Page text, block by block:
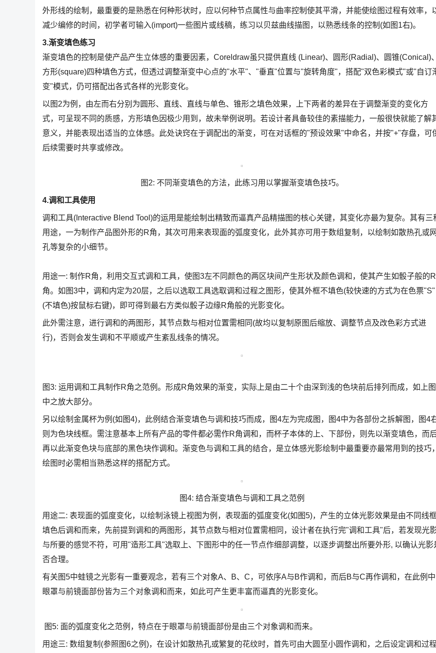
外形线的绘制，最重要的是熟悉在何种形状时，应以何种节点属性与曲率控制使其平滑，并能使绘图过程有效率，
减少编修的时间，初学者可输入(import)一些图片或线稿，练习以贝兹曲线描图，以熟悉线条的控制(如图1右)。
3.渐变填色练习
渐变填色的控制是使产品产生立体感的重要因素，Coreldraw虽只提供直线 (Linear)、圆形(Radial)、圆锥(Conical)、
方形(square)四种填色方式，但透过调整渐变中心点的"水平"、"垂直"位置与"旋转角度"，搭配"双色彩模式"或"自订
变"模式，仍可搭配出各式各样的光影变化。
以图2为例，由左而右分别为圆形、直线、直线与单色、锥形之填色效果，上下两者的差异在于调整渐变的变化方
式，可呈现不同的质感，方形填色因极少用到，故未举例说明。若设计者具备较佳的素描能力，一般很快就能了解
意义，并能表现出适当的立体感。此处诀窍在于调配出的渐变，可在对话框的"预设效果"中命名，并按"+"存盘，可
后续需要时共享或修改。
图2: 不同渐变填色的方法，此练习用以掌握渐变填色技巧。
4.调和工具使用
调和工具(Interactive Blend Tool)的运用是能绘制出精致而逼真产品精描图的核心关键，其变化亦最为复杂。其有三
用途，一为制作产品图外形的R角，其次可用来表现面的弧度变化，此外其亦可用于数组复制，以绘制如散热孔或网
孔等复杂的小细节。
用途一: 制作R角，利用交互式调和工具，使图3左不同颜色的两区块间产生形状及颜色调和，使其产生如骰子般的R
角。如图3中，调和内定为20层，之后以选取工具选取调和过程之图形，使其外框不填色(较快速的方式为在色票"S"
(不填色)按鼠标右键)，即可得到最右方类似骰子边缘R角般的光影变化。
此外需注意，进行调和的两图形，其节点数与相对位置需相同(故均以复制原图后缩放、调整节点及改色彩方式进
行)，否则会发生调和不平顺或产生紊乱线条的情况。
图3: 运用调和工具制作R角之范例。形成R角效果的渐变，实际上是由二十个由深到浅的色块前后排列而成，如上图
中之放大部分。
另以绘制金属杯为例(如图4)，此例结合渐变填色与调和技巧而成，图4左为完成图，图4中为各部份之拆解图，图4
则为色块线框。需注意基本上所有产品的零件都必需作R角调和，而杯子本体的上、下部份，则先以渐变填色，而
再以此渐变色块与底部的黑色块作调和。渐变色与调和工具的结合，是立体感光影绘制中最重要亦最常用到的技巧，
绘图时必需相当熟悉这样的搭配方式。
图4: 结合渐变填色与调和工具之范例
用途二: 表现面的弧度变化，以绘制泳镜上视图为例，表现面的弧度变化(如图5)，产生的立体光影效果是由不同线框
填色后调和而来，先前提到调和的两图形，其节点数与相对位置需相同，设计者在执行完"调和工具"后，若发现光
与所要的感觉不符，可用"造形工具"选取上、下图形中的任一节点作细部调整，以逐步调整出所要外形, 以确认光影
否合理。
有关图5中蛙镜之光影有一重要观念，若有三个对象A、B、C，可依序A与B作调和，而后B与C再作调和，在此例中
眼罩与前镜面部份皆为三个对象调和而来，如此可产生更丰富而逼真的光影变化。
图5: 面的弧度变化之范例，特点在于眼罩与前镜面部份是由三个对象调和而来。
用途三: 数组复制(参照图6之例)，在设计如散热孔或繁复的花纹时，首先可由大圆至小圆作调和，之后设定调和过程